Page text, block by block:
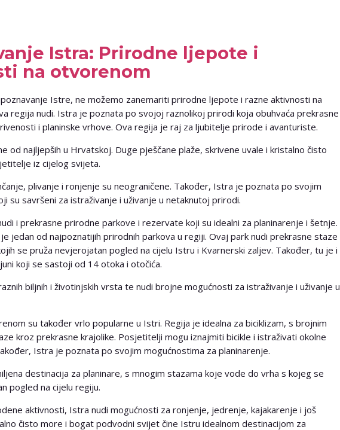
Istra: Prirodne ljepote i
na otvorenom
Istre, ne možemo zanemariti prirodne ljepote i razne aktivnosti na
regija nudi. Istra je poznata po svojoj raznolikoj prirodi koja obuhvaća prekrasne
i planinske vrhove. Ova regija je raj za ljubitelje prirode i avanturiste.
od najljepših u Hrvatskoj. Duge pješčane plaže, skrivene uvale i kristalno čisto
iz cijelog svijeta.
plivanje i ronjenje su neograničene. Također, Istra je poznata po svojim
su savršeni za istraživanje i uživanje u netaknutoj prirodi.
i prekrasne prirodne parkove i rezervate koji su idealni za planinarenje i šetnje.
jedan od najpoznatijih prirodnih parkova u regiji. Ovaj park nudi prekrasne staze
se pruža nevjerojatan pogled na cijelu Istru i Kvarnerski zaljev. Također, tu je i
koji se sastoji od 14 otoka i otočića.
biljnih i životinjskih vrsta te nudi brojne mogućnosti za istraživanje i uživanje u
su također vrlo popularne u Istri. Regija je idealna za biciklizam, s brojnim
kroz prekrasne krajolike. Posjetitelji mogu iznajmiti bicikle i istraživati ​​okolne
Istra je poznata po svojim mogućnostima za planinarenje.
destinacija za planinare, s mnogim stazama koje vode do vrha s kojeg se
pogled na cijelu regiju.
aktivnosti, Istra nudi mogućnosti za ronjenje, jedrenje, kajakarenje i još
čisto more i bogat podvodni svijet čine Istru idealnom destinacijom za